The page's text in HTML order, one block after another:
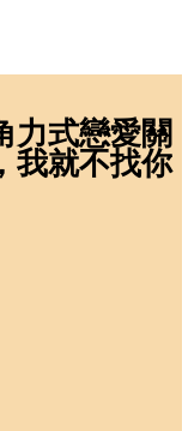
力式戀愛關
我就不找你